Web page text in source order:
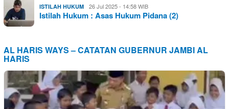
ISTILAH HUKUM 26 Jul 2025 - 14:58 WIB
Istilah Hukum : Asas Hukum Pidana (2)
AL HARIS WAYS – CATATAN GUBERNUR JAMBI AL
HARIS